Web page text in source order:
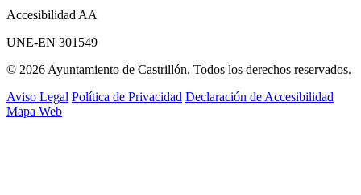
Accesibilidad AA
UNE-EN 301549
© 2026 Ayuntamiento de Castrillón. Todos los derechos reservados.
Aviso Legal Política de Privacidad Declaración de Accesibilidad
Mapa Web